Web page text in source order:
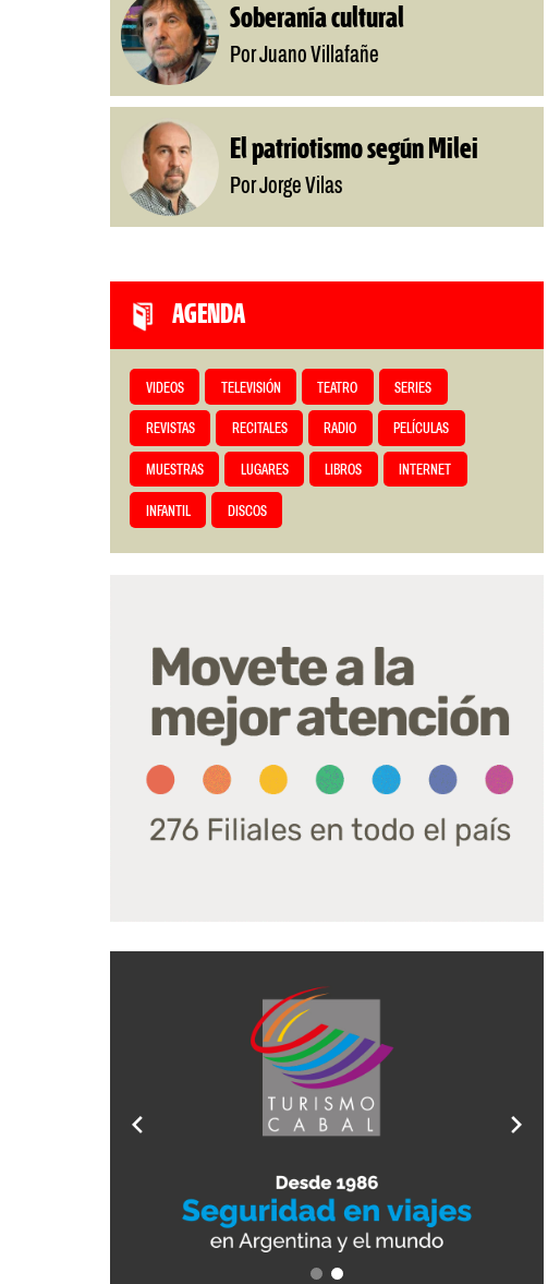
Soberanía cultural
Por Juano Villafañe
El patriotismo según Milei
Por Jorge Vilas
AGENDA
VIDEOS TELEVISIÓN TEATRO SERIES
REVISTAS RECITALES RADIO PELÍCULAS
MUESTRAS LUGARES LIBROS INTERNET
INFANTIL DISCOS